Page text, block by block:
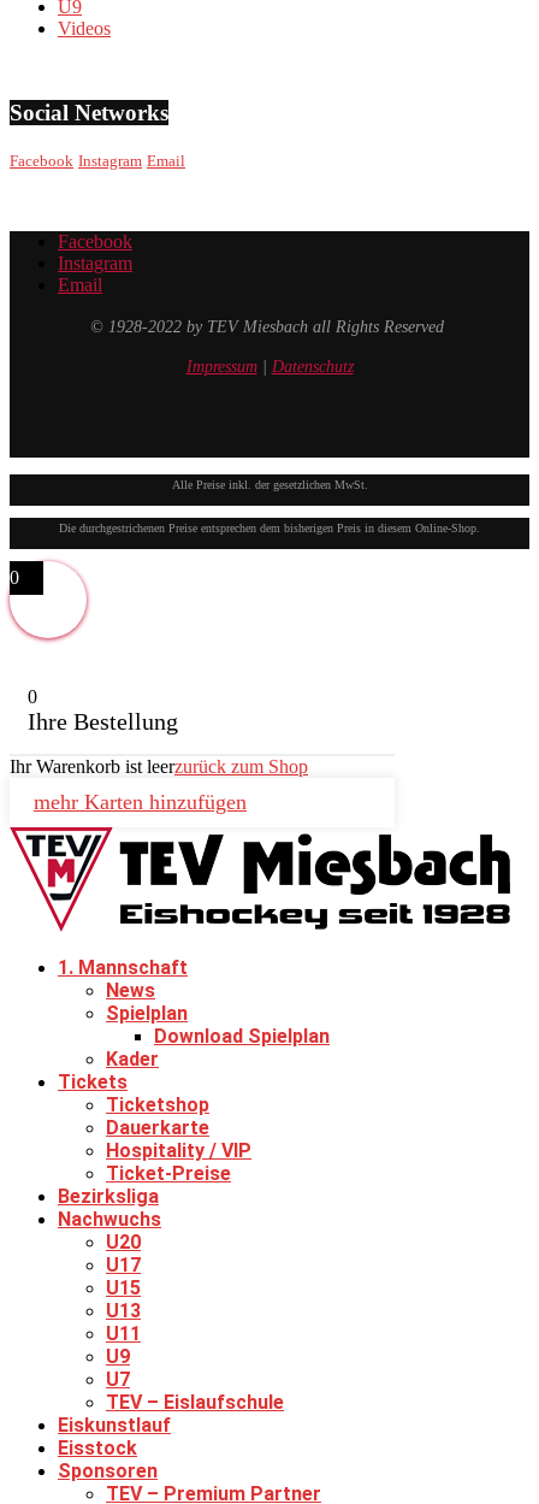
U9
Videos
Social Networks
Facebook Instagram Email
Facebook
Instagram
Email
© 1928-2022 by TEV Miesbach all Rights Reserved
Impressum| Datenschutz
Alle Preise inkl. der gesetzlichen MwSt.
Die durchgestrichenen Preise entsprechen dem bisherigen Preis in diesem Online-Shop.
0
0
Ihre Bestellung
Ihr Warenkorb ist leerzurück zum Shop
mehr Karten hinzufügen
1. Mannschaft
News
Spielplan
Download Spielplan
Kader
Tickets
Ticketshop
Dauerkarte
Hospitality / VIP
Ticket-Preise
Bezirksliga
Nachwuchs
U20
U17
U15
U13
U11
U9
U7
TEV – Eislaufschule
Eiskunstlauf
Eisstock
Sponsoren
TEV – Premium Partner